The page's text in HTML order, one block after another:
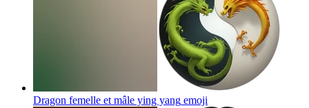
Dragon femelle et mâle ying yang emoji